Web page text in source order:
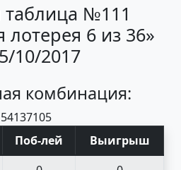
№111
лотерея 6 из 36»
10/2017
комбинация:
4137105
Поб-лей
Выигрыш